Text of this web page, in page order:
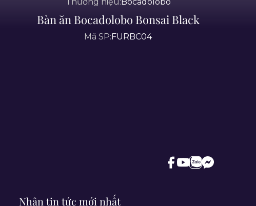
Thương hiệu: Bocadolobo
Bàn ăn Bocadolobo Bonsai Black
Mã SP: FURBC04
Nhận tin tức mới nhất